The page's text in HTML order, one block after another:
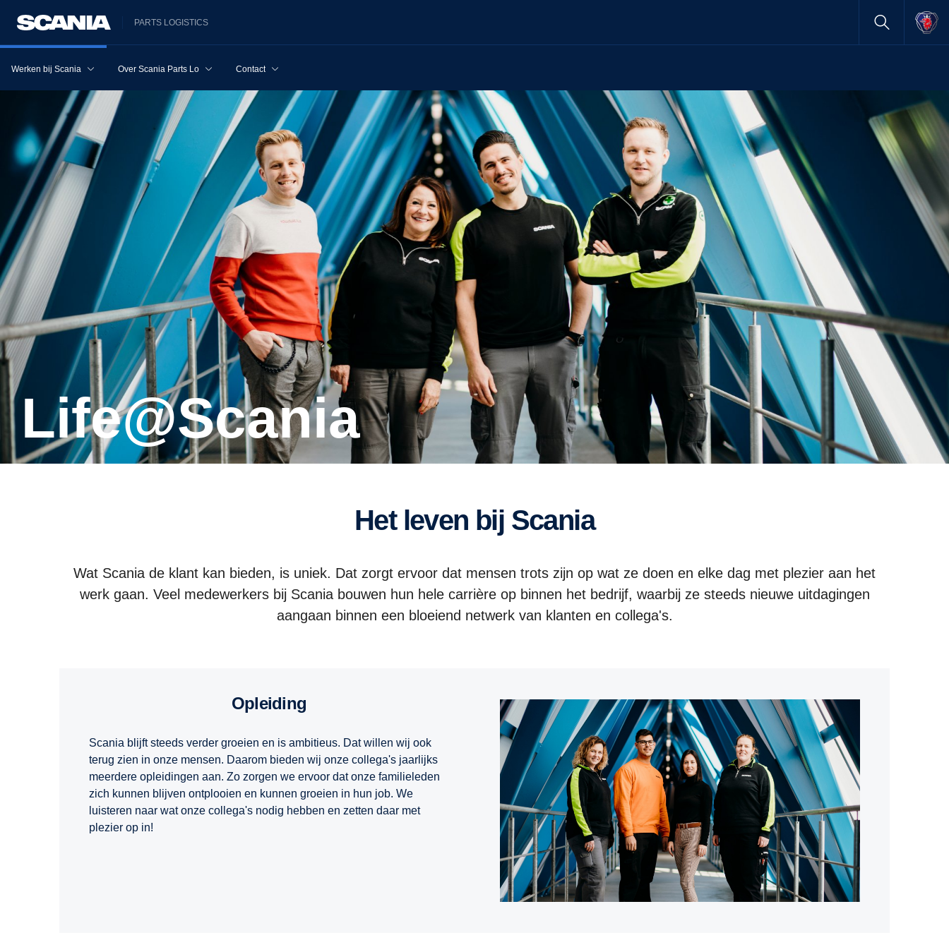
PARTS LOGISTICS
Werken bij Scania Over Scania Parts Logistics Contact
Life@Scania
Het leven bij Scania
Wat Scania de klant kan bieden, is uniek. Dat zorgt ervoor dat mensen trots zijn op wat ze doen en elke dag met plezier aan het
werk gaan. Veel medewerkers bij Scania bouwen hun hele carrière op binnen het bedrijf, waarbij ze steeds nieuwe uitdagingen
aangaan binnen een bloeiend netwerk van klanten en collega's.
Opleiding
Scania blijft steeds verder groeien en is ambitieus. Dat willen wij ook
terug zien in onze mensen. Daarom bieden wij onze collega's jaarlijks
meerdere opleidingen aan. Zo zorgen we ervoor dat onze familieleden
zich kunnen blijven ontplooien en kunnen groeien in hun job. We
luisteren naar wat onze collega's nodig hebben en zetten daar met
plezier op in!